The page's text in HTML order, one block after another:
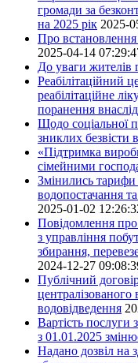
громади за
на 2025 рік 2025-
Про встановлення
2025-04-14
До уваги жителів
Реабілітаційний
реабілітаційне
поранення
Щодо соціальної
зниклих безвісти
«Підтримка
сімейними
Змінились тарифи
водопостачання
2025-01-02
Повідомлення
з управління
збирання,
2024-12-27
Публічний
централізованого
водовідведення
Вартість послуги
з 01.01.2025
Надано дозвіл на